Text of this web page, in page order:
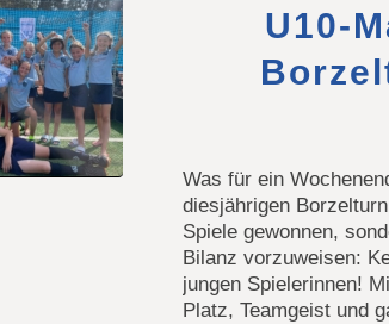
U10-
Was für ein
diesjährigen
Spiele gewonnen,
Bilanz vorzuweisen:
jungen Spielerinnen!
Platz, Teamgeist und